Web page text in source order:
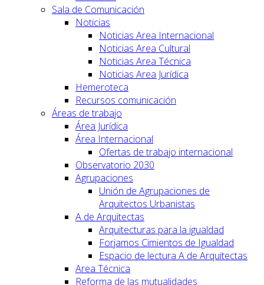
Sala de Comunicación
Noticias
Noticias Area Internacional
Noticias Area Cultural
Noticias Area Técnica
Noticias Area Jurídica
Hemeroteca
Recursos comunicación
Áreas de trabajo
Área Jurídica
Área Internacional
Ofertas de trabajo internacional
Observatorio 2030
Agrupaciones
Unión de Agrupaciones de
Arquitectos Urbanistas
A de Arquitectas
Arquitecturas para la igualdad
Forjamos Cimientos de Igualdad
Espacio de lectura A de Arquitectas
Area Técnica
Reforma de las mutualidades